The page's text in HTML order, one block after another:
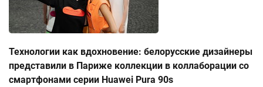
Технологии как вдохновение: белорусские дизайнеры
представили в Париже коллекции в коллаборации со
смартфонами серии Huawei Pura 90s